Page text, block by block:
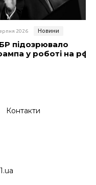
2026 Новини
підозрювало
у роботі на рф
Контакти